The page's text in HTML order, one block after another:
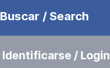
Buscar / Search
Identificarse / Login